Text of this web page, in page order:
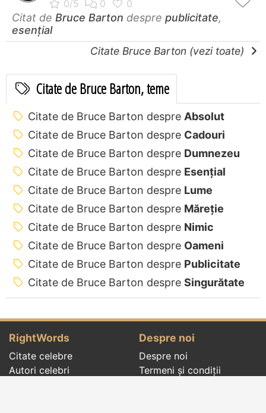
Citat de Bruce Barton despre publicitate,
esențial
Citate Bruce Barton (vezi toate)
Citate de Bruce Barton, teme
Citate de Bruce Barton despre Absolut
Citate de Bruce Barton despre Cadouri
Citate de Bruce Barton despre Dumnezeu
Citate de Bruce Barton despre Esențial
Citate de Bruce Barton despre Lume
Citate de Bruce Barton despre Măreție
Citate de Bruce Barton despre Nimic
Citate de Bruce Barton despre Oameni
Citate de Bruce Barton despre Publicitate
Citate de Bruce Barton despre Singurătate
RightWords
Citate celebre
Autori celebri
Despre noi
Despre noi
Termeni și condiții